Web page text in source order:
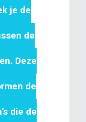
je de
de
Deze
de
die de